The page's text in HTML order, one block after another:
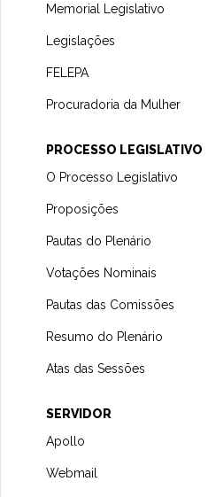
Memorial Legislativo
Legislações
FELEPA
Procuradoria da Mulher
PROCESSO LEGISLATIVO
O Processo Legislativo
Proposições
Pautas do Plenário
Votações Nominais
Pautas das Comissões
Resumo do Plenário
Atas das Sessões
SERVIDOR
Apollo
Webmail